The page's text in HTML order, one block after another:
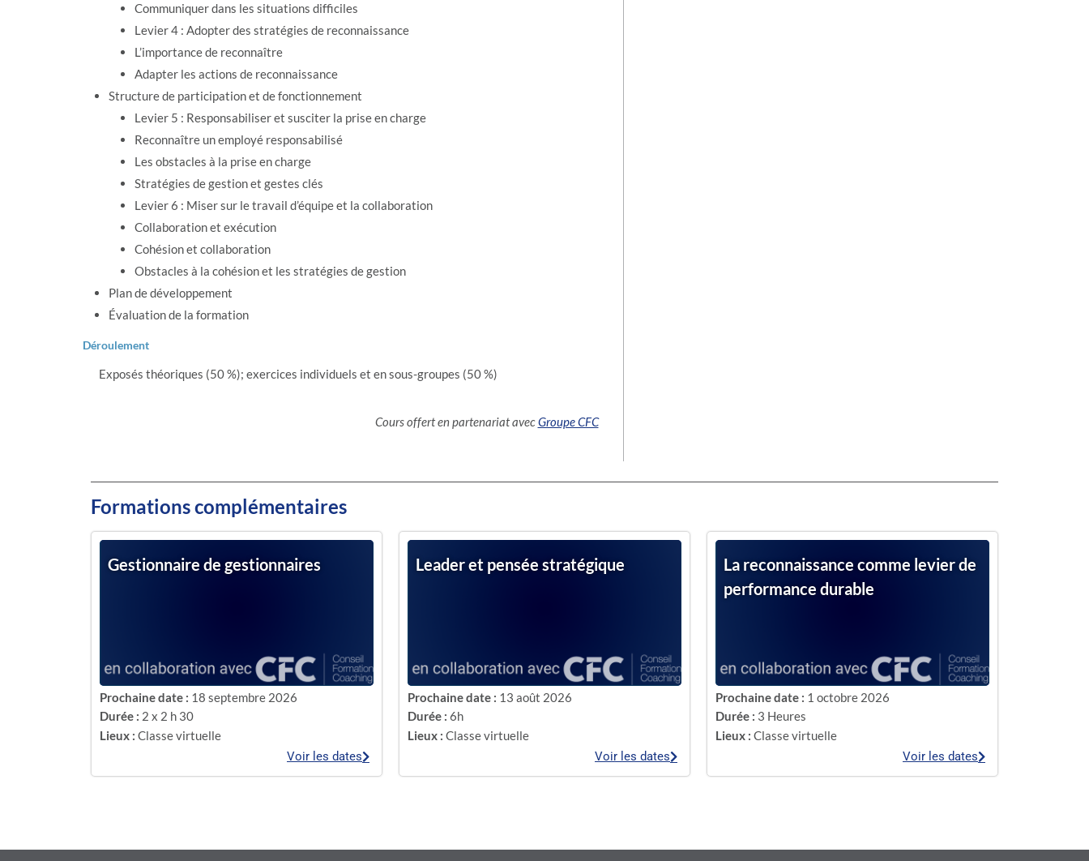
Communiquer dans les situations difficiles
Levier 4 : Adopter des stratégies de reconnaissance
L’importance de reconnaître
Adapter les actions de reconnaissance
Structure de participation et de fonctionnement
Levier 5 : Responsabiliser et susciter la prise en charge
Reconnaître un employé responsabilisé
Les obstacles à la prise en charge
Stratégies de gestion et gestes clés
Levier 6 : Miser sur le travail d’équipe et la collaboration
Collaboration et exécution
Cohésion et collaboration
Obstacles à la cohésion et les stratégies de gestion
Plan de développement
Évaluation de la formation
Déroulement
Exposés théoriques (50 %); exercices individuels et en sous-groupes (50 %)
Cours offert en partenariat avecGroupe CFC
Formations complémentaires
Gestionnaire de gestionnaires
Prochaine date : 18 septembre 2026
Durée : 2 x 2 h 30
Lieux : Classe virtuelle
Voir les dates
Leader et pensée stratégique
Prochaine date : 13 août 2026
Durée : 6h
Lieux : Classe virtuelle
Voir les dates
La reconnaissance comme levier de
performance durable
Prochaine date : 1 octobre 2026
Durée : 3 Heures
Lieux : Classe virtuelle
Voir les dates